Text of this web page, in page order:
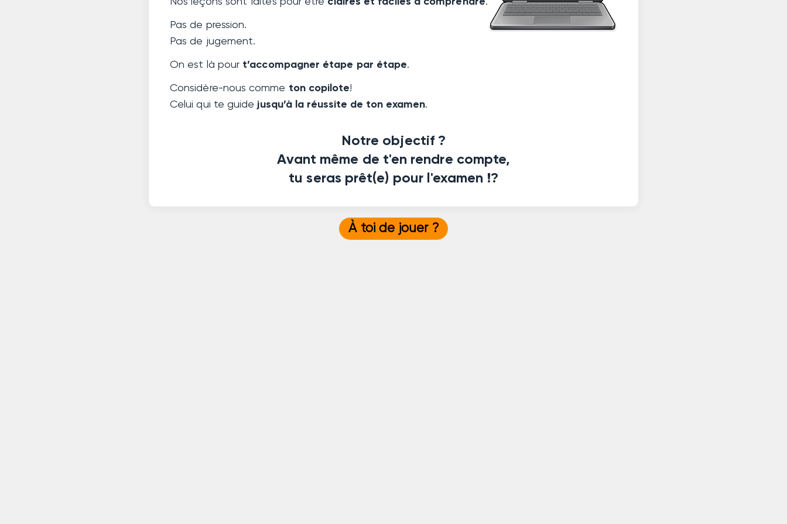
Pas de pression.
Pas de jugement.
On est là pour t’accompagner étape par étape.
Considère-nous comme ton copilote!
Celui qui te guide jusqu’à la réussite de ton examen.
Notre objectif ?
Avant même de t'en rendre compte,
tu seras prêt(e) pour l'examen !?
À toi de jouer ?